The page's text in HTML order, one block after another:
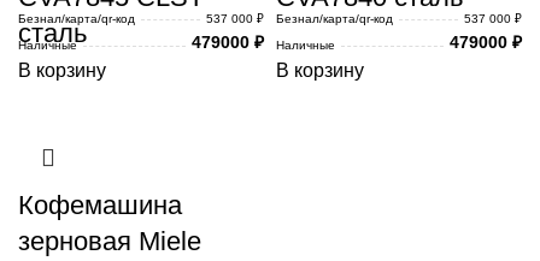
сталь
Безнал/карта/qr-код
537 000 ₽
Наличные
479000 ₽
В корзину
Безнал/карта/qr-код
537 000 ₽
Наличные
479000 ₽
В корзину
Кофемашина
зерновая Miele